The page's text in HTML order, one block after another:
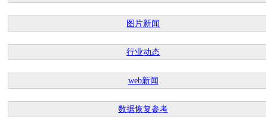
图片新闻
行业动态
web新闻
数据恢复参考